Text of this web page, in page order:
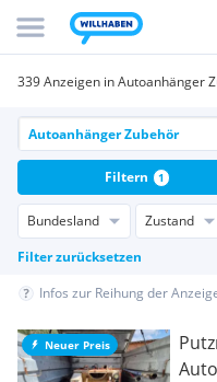
339 Anzeigen in Autoanhänger
Bundesland Zustand
Filter zurücksetzen
Filtern 1
Infos zur Reihung der
Neuer Preis